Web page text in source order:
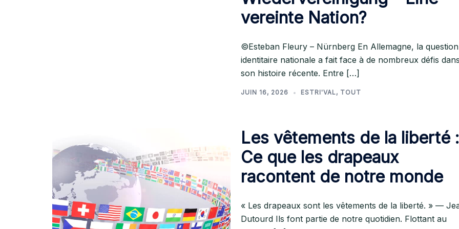
vereinte Nation?
©Esteban Fleury – Nürnberg En Allemagne, la question
identitaire nationale a fait face à de nombreux défis dans
son histoire récente. Entre […]
JUIN 16, 2026 ESTRI'VAL, TOUT
Les vêtements de la liberté :
Ce que les drapeaux
racontent de notre monde
« Les drapeaux sont les vêtements de la liberté. » —
Dutourd Ils font partie de notre quotidien. Flottant au